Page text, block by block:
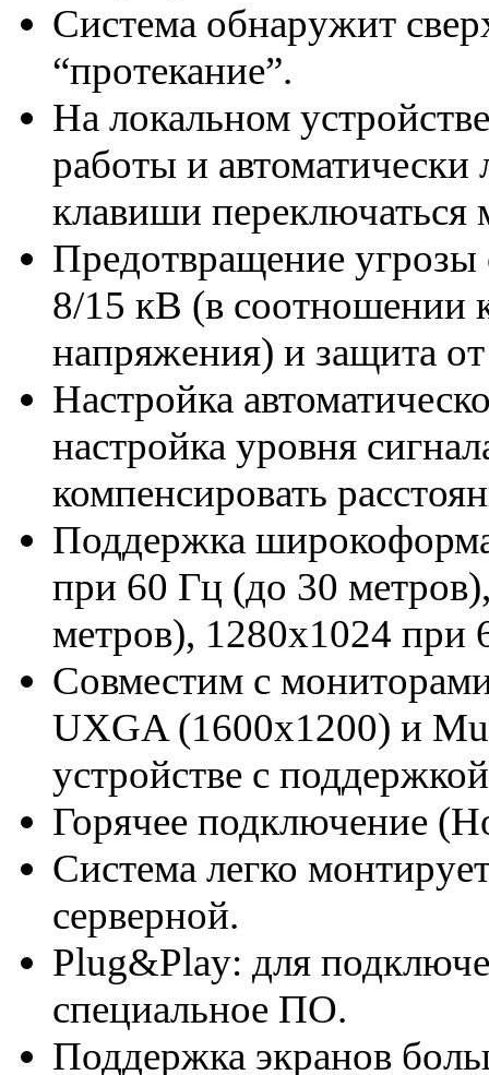
Система обнаружит
“протекание”.
На локальном
работы и
клавиши
Предотвращение угрозы
8/15 кВ (в соотношении
напряжения) и защита
Настройка
настройка уровня
компенсировать
Поддержка
при 60 Гц (до 30
метров), 1280x1024 при
Совместим с
UXGA (1600x1200) и
устройстве с
Горячее подключение
Система легко
серверной.
Plug&Play: для
специальное ПО.
Поддержка экранов